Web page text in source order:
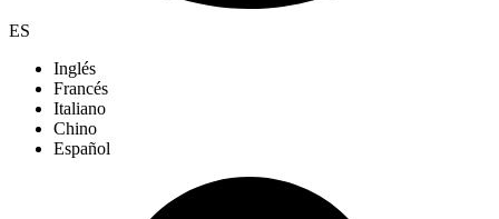
ES
Inglés
Francés
Italiano
Chino
Español